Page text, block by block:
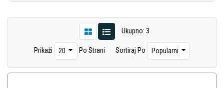
Ukupno: 3
Prikaži 20 Po Strani Sortiraj Po Popularni